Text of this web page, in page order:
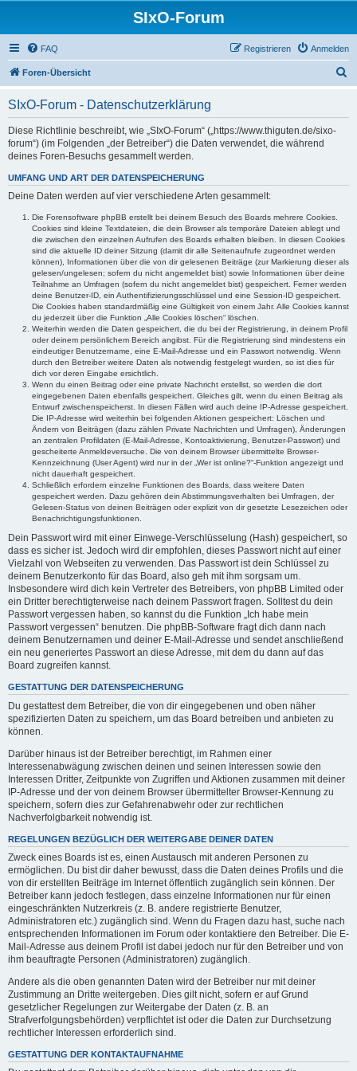
SIxO-Forum
FAQ Anmelden
Registrieren
Foren-Übersicht
SIxO-Forum - Datenschutzerklärung
Diese Richtlinie beschreibt, wie „SIxO-Forum“ („https://www.thiguten.de/sixo-
forum“) (im Folgenden „der Betreiber“) die Daten verwendet, die während
deines Foren-Besuchs gesammelt werden.
UMFANG UND ART DER DATENSPEICHERUNG
Deine Daten werden auf vier verschiedene Arten gesammelt:
Die Forensoftware phpBB erstellt bei deinem Besuch des Boards mehrere Cookies.
Cookies sind kleine Textdateien, die dein Browser als temporäre Dateien ablegt und
die zwischen den einzelnen Aufrufen des Boards erhalten bleiben. In diesen Cookies
sind die aktuelle ID deiner Sitzung (damit dir alle Seitenaufrufe zugeordnet werden
können), Informationen über die von dir gelesenen Beiträge (zur Markierung dieser als
gelesen/ungelesen; sofern du nicht angemeldet bist) sowie Informationen über deine
Teilnahme an Umfragen (sofern du nicht angemeldet bist) gespeichert. Ferner werden
deine Benutzer-ID, ein Authentifizierungsschlüssel und eine Session-ID gespeichert.
Die Cookies haben standardmäßig eine Gültigkeit von einem Jahr. Alle Cookies kannst
du jederzeit über die Funktion „Alle Cookies löschen“ löschen.
Weiterhin werden die Daten gespeichert, die du bei der Registrierung, in deinem Profil
oder deinem persönlichem Bereich angibst. Für die Registrierung sind mindestens ein
eindeutiger Benutzername, eine E-Mail-Adresse und ein Passwort notwendig. Wenn
durch den Betreiber weitere Daten als notwendig festgelegt wurden, so ist dies für
dich vor deren Eingabe ersichtlich.
Wenn du einen Beitrag oder eine private Nachricht erstellst, so werden die dort
eingegebenen Daten ebenfalls gespeichert. Gleiches gilt, wenn du einen Beitrag als
Entwurf zwischenspeicherst. In diesen Fällen wird auch deine IP-Adresse gespeichert.
Die IP-Adresse wird weiterhin bei folgenden Aktionen gespeichert: Löschen und
Ändern von Beiträgen (dazu zählen Private Nachrichten und Umfragen), Änderungen
an zentralen Profildaten (E-Mail-Adresse, Kontoaktivierung, Benutzer-Passwort) und
gescheiterte Anmeldeversuche. Die von deinem Browser übermittelte Browser-
Kennzeichnung (User Agent) wird nur in der „Wer ist online?“-Funktion angezeigt und
nicht dauerhaft gespeichert.
Schließlich erfordern einzelne Funktionen des Boards, dass weitere Daten
gespeichert werden. Dazu gehören dein Abstimmungsverhalten bei Umfragen, der
Gelesen-Status von deinen Beiträgen oder explizit von dir gesetzte Lesezeichen oder
Benachrichtigungsfunktionen.
Dein Passwort wird mit einer Einwege-Verschlüsselung (Hash) gespeichert, so
dass es sicher ist. Jedoch wird dir empfohlen, dieses Passwort nicht auf einer
Vielzahl von Webseiten zu verwenden. Das Passwort ist dein Schlüssel zu
deinem Benutzerkonto für das Board, also geh mit ihm sorgsam um.
Insbesondere wird dich kein Vertreter des Betreibers, von phpBB Limited oder
ein Dritter berechtigterweise nach deinem Passwort fragen. Solltest du dein
Passwort vergessen haben, so kannst du die Funktion „Ich habe mein
Passwort vergessen“ benutzen. Die phpBB-Software fragt dich dann nach
deinem Benutzernamen und deiner E-Mail-Adresse und sendet anschließend
ein neu generiertes Passwort an diese Adresse, mit dem du dann auf das
Board zugreifen kannst.
GESTATTUNG DER DATENSPEICHERUNG
Du gestattest dem Betreiber, die von dir eingegebenen und oben näher
spezifizierten Daten zu speichern, um das Board betreiben und anbieten zu
können.
Darüber hinaus ist der Betreiber berechtigt, im Rahmen einer
Interessenabwägung zwischen deinen und seinen Interessen sowie den
Interessen Dritter, Zeitpunkte von Zugriffen und Aktionen zusammen mit deiner
IP-Adresse und der von deinem Browser übermittelter Browser-Kennung zu
speichern, sofern dies zur Gefahrenabwehr oder zur rechtlichen
Nachverfolgbarkeit notwendig ist.
REGELUNGEN BEZÜGLICH DER WEITERGABE DEINER DATEN
Zweck eines Boards ist es, einen Austausch mit anderen Personen zu
ermöglichen. Du bist dir daher bewusst, dass die Daten deines Profils und die
von dir erstellten Beiträge im Internet öffentlich zugänglich sein können. Der
Betreiber kann jedoch festlegen, dass einzelne Informationen nur für einen
eingeschränkten Nutzerkreis (z. B. andere registrierte Benutzer,
Administratoren etc.) zugänglich sind. Wenn du Fragen dazu hast, suche nach
entsprechenden Informationen im Forum oder kontaktiere den Betreiber. Die E-
Mail-Adresse aus deinem Profil ist dabei jedoch nur für den Betreiber und von
ihm beauftragte Personen (Administratoren) zugänglich.
Andere als die oben genannten Daten wird der Betreiber nur mit deiner
Zustimmung an Dritte weitergeben. Dies gilt nicht, sofern er auf Grund
gesetzlicher Regelungen zur Weitergabe der Daten (z. B. an
Strafverfolgungsbehörden) verpflichtet ist oder die Daten zur Durchsetzung
rechtlicher Interessen erforderlich sind.
GESTATTUNG DER KONTAKTAUFNAHME